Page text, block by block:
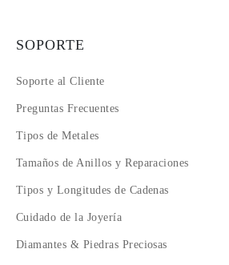
SOPORTE
Soporte al Cliente
Preguntas Frecuentes
Tipos de Metales
Tamaños de Anillos y Reparaciones
Tipos y Longitudes de Cadenas
Cuidado de la Joyería
Diamantes & Piedras Preciosas